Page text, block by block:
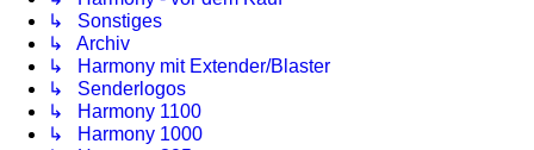
↳ Sonstiges
↳ Archiv
↳ Harmony mit Extender/Blaster
↳ Senderlogos
↳ Harmony 1100
↳ Harmony 1000